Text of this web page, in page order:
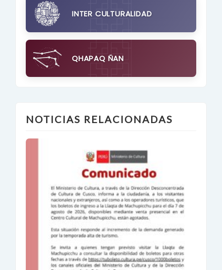
INTER CULTURALIDAD
QHAPAQ ÑAN
NOTICIAS RELACIONADAS